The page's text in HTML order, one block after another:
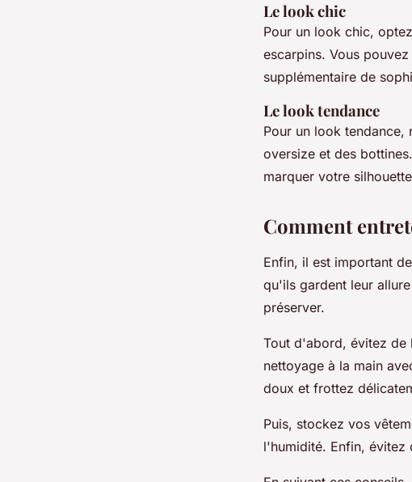
Le look chic
Pour un look chic,
escarpins. Vous
supplémentaire de
Le look tendance
Pour un look tendance,
oversize et des
marquer votre
Comment
Enfin, il est important
qu'ils gardent leur
préserver.
Tout d'abord, évitez de
nettoyage à la main
doux et frottez
Puis, stockez vos
l'humidité. Enfin, évitez